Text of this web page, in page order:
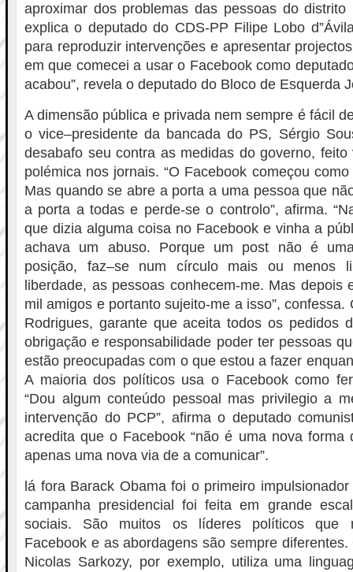
aproximar dos problemas das pessoas do distrito
explica o deputado do CDS-PP Filipe Lobo
para reproduzir intervenções e apresentar
em que comecei a usar o Facebook como
acabou”, revela o deputado do Bloco de Esquerda
A dimensão pública e privada nem sempre é fácil
o vice–presidente da bancada do PS, Sérgio
desabafo seu contra as medidas do governo, feito
polémica nos jornais. “O Facebook começou
Mas quando se abre a porta a uma pessoa que
a porta a todas e perde-se o controlo”, afirma.
que dizia alguma coisa no Facebook e vinha a
achava um abuso. Porque um post não é
posição, faz–se num círculo mais ou menos
liberdade, as pessoas conhecem-me. Mas depois
mil amigos e portanto sujeito-me a isso”,
Rodrigues, garante que aceita todos os pedidos
obrigação e responsabilidade poder ter pessoas
estão preocupadas com o que estou a fazer
A maioria dos políticos usa o Facebook como
“Dou algum conteúdo pessoal mas privilegio a
intervenção do PCP”, afirma o deputado
acredita que o Facebook “não é uma nova forma
apenas uma nova via de a comunicar”.
lá fora Barack Obama foi o primeiro
campanha presidencial foi feita em grande
sociais. São muitos os líderes políticos que
Facebook e as abordagens são sempre
Nicolas Sarkozy, por exemplo, utiliza uma